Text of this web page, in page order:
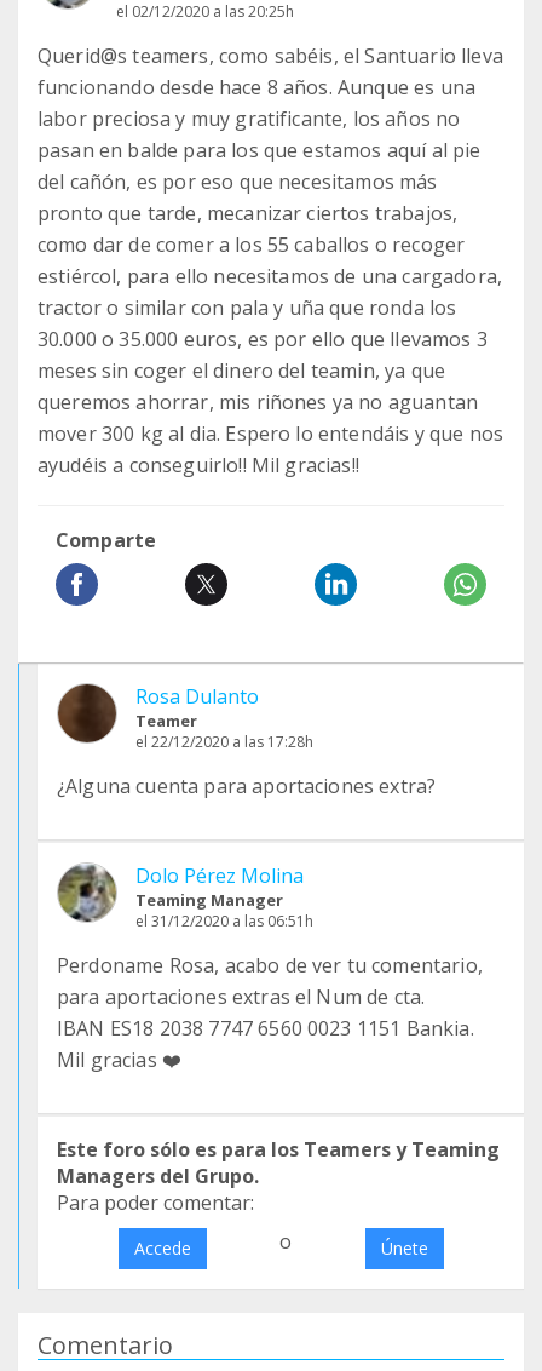
el 02/12/2020 a las 20:25h
Querid@s teamers, como sabéis, el Santuario lleva
funcionando desde hace 8 años. Aunque es una
labor preciosa y muy gratificante, los años no
pasan en balde para los que estamos aquí al pie
del cañón, es por eso que necesitamos más
pronto que tarde, mecanizar ciertos trabajos,
como dar de comer a los 55 caballos o recoger
estiércol, para ello necesitamos de una cargadora,
tractor o similar con pala y uña que ronda los
30.000 o 35.000 euros, es por ello que llevamos 3
meses sin coger el dinero del teamin, ya que
queremos ahorrar, mis riñones ya no aguantan
mover 300 kg al dia. Espero lo entendáis y que nos
ayudéis a conseguirlo!! Mil gracias!!
Comparte
Rosa Dulanto
Teamer
el 22/12/2020 a las 17:28h
¿Alguna cuenta para aportaciones extra?
Dolo Pérez Molina
Teaming Manager
el 31/12/2020 a las 06:51h
Perdoname Rosa, acabo de ver tu comentario,
para aportaciones extras el Num de cta.
IBAN ES18 2038 7747 6560 0023 1151 Bankia.
Mil gracias ❤️
Este foro sólo es para los Teamers y Teaming
Managers del Grupo.
Para poder comentar:
Accede o Únete
Comentario